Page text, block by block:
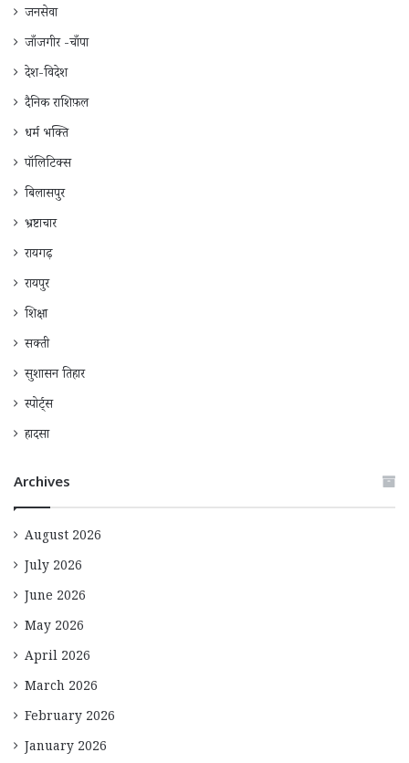
जनसेवा
जाँजगीर -चाँपा
देश-विदेश
दैनिक राशिफ़ल
धर्म भक्ति
पॉलिटिक्स
बिलासपुर
भ्रष्टाचार
रायगढ़
रायपुर
शिक्षा
सक्ती
सुशासन तिहार
स्पोर्ट्स
हादसा
Archives
August 2026
July 2026
June 2026
May 2026
April 2026
March 2026
February 2026
January 2026